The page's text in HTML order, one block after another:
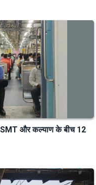
और कल्याण के बीच 12